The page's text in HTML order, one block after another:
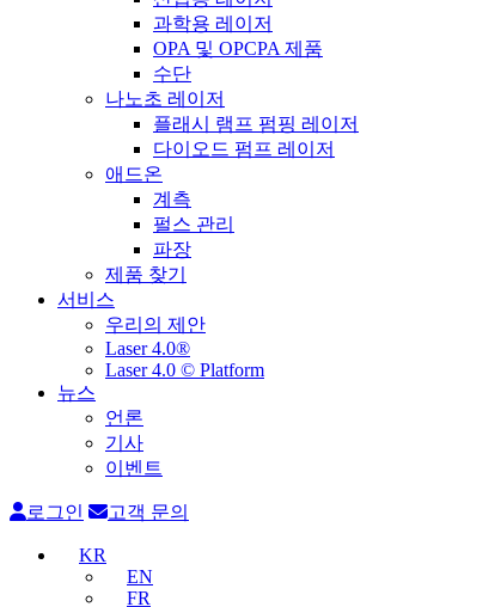
과학용 레이저
OPA 및 OPCPA 제품
수단
나노초 레이저
플래시 램프 펌핑 레이저
다이오드 펌프 레이저
애드온
계측
펄스 관리
파장
제품 찾기
서비스
우리의 제안
Laser 4.0®
Laser 4.0 © Platform
뉴스
언론
기사
이벤트
로그인 고객 문의
KR
EN
FR